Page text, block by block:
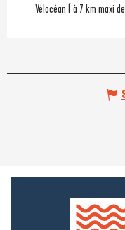
Vélocéan ( à 7 km maxi